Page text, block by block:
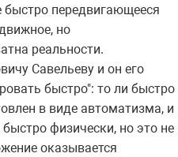
передвигающееся
но
реальности.
Савельеву и он его
быстро": то ли быстро
в виде автоматизма, и
физически, но это не
оказывается